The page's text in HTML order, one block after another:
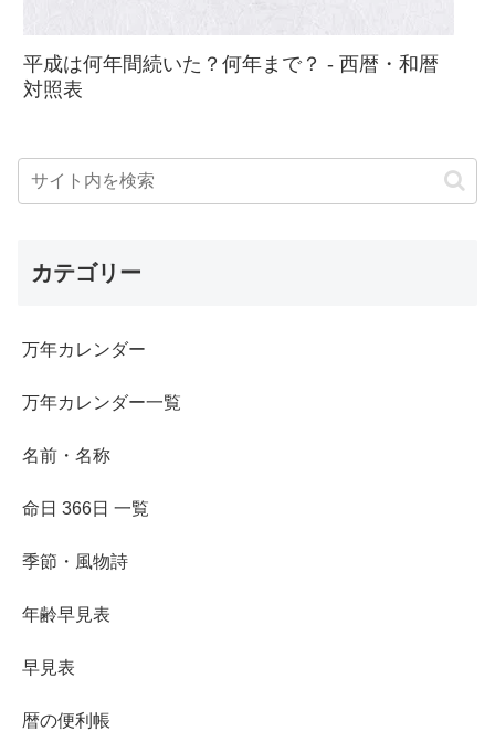
平成は何年間続いた？何年まで？ - 西暦・和暦
対照表
カテゴリー
万年カレンダー
万年カレンダー一覧
名前・名称
命日 366日 一覧
季節・風物詩
年齢早見表
早見表
暦の便利帳